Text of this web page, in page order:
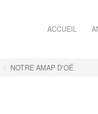
ACCUEIL
NOTRE AMAP D'OÉ